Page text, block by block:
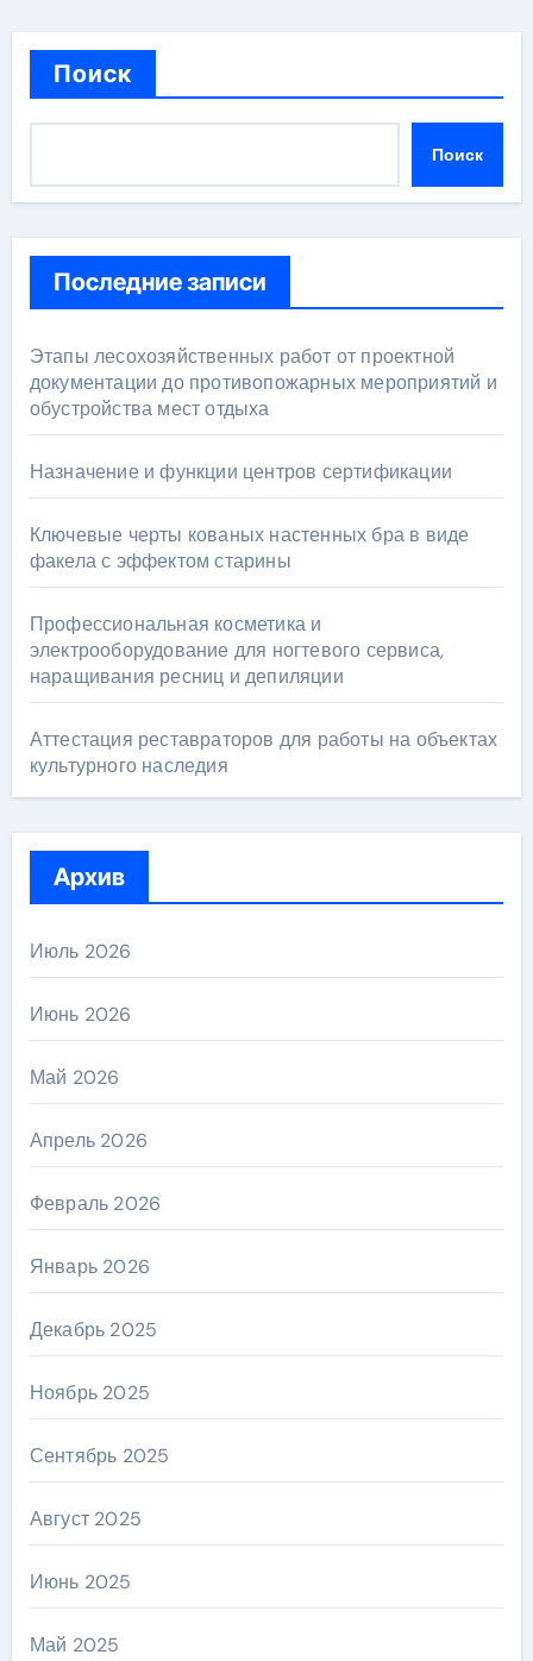
Поиск
Поиск
Последние записи
Этапы лесохозяйственных работ от проектной
документации до противопожарных мероприятий и
обустройства мест отдыха
Назначение и функции центров сертификации
Ключевые черты кованых настенных бра в виде
факела с эффектом старины
Профессиональная косметика и
электрооборудование для ногтевого сервиса,
наращивания ресниц и депиляции
Аттестация реставраторов для работы на объектах
культурного наследия
Архив
Июль 2026
Июнь 2026
Май 2026
Апрель 2026
Февраль 2026
Январь 2026
Декабрь 2025
Ноябрь 2025
Сентябрь 2025
Август 2025
Июнь 2025
Май 2025